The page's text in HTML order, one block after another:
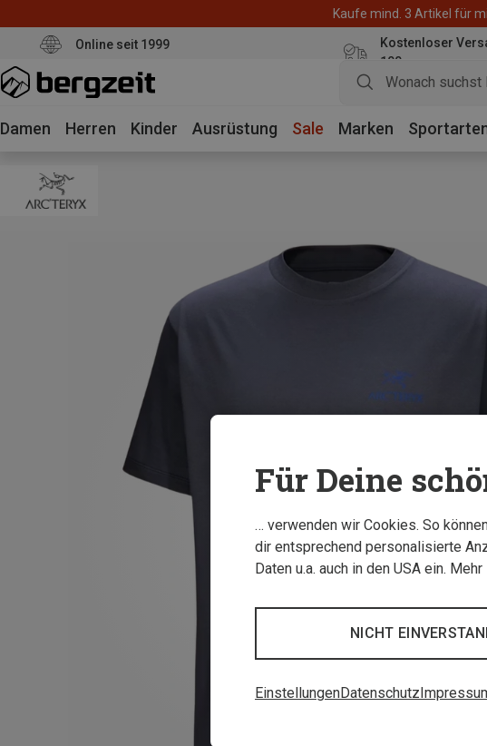
Kaufe mind. 3 Artikel für
Online seit 1999
Kostenloser
100
Damen Herren Kinder Ausrüstung Sale Marken
Für Deine
… verwenden wir Cookies. So
dir entsprechend personalisierte
Daten u.a. auch in den USA ein.
NICHT
EinstellungenDatenschutz